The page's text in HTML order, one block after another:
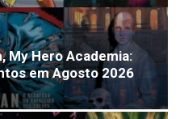
My Hero Academia:
em Agosto 2026